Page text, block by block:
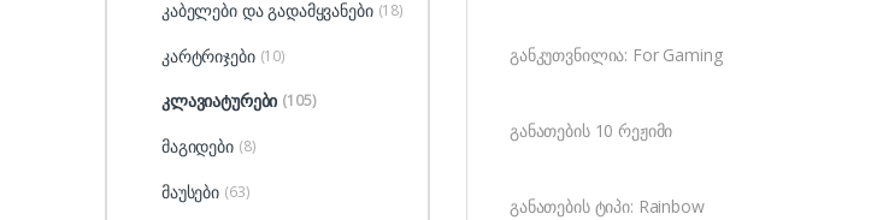
განკუთვნილია: For Gaming
განათების 10 რეჟიმი
განათების ტიპი: Rainbow
კაბელები და გადამყვანები (18)
კარტრიჯები (10)
კლავიატურები (105)
მაგიდები (8)
მაუსები (63)